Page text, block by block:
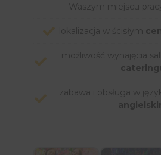
Waszym miejscu
lokalizacja w ścisłym
możliwość wynajęcia
zabawa i obsługa w